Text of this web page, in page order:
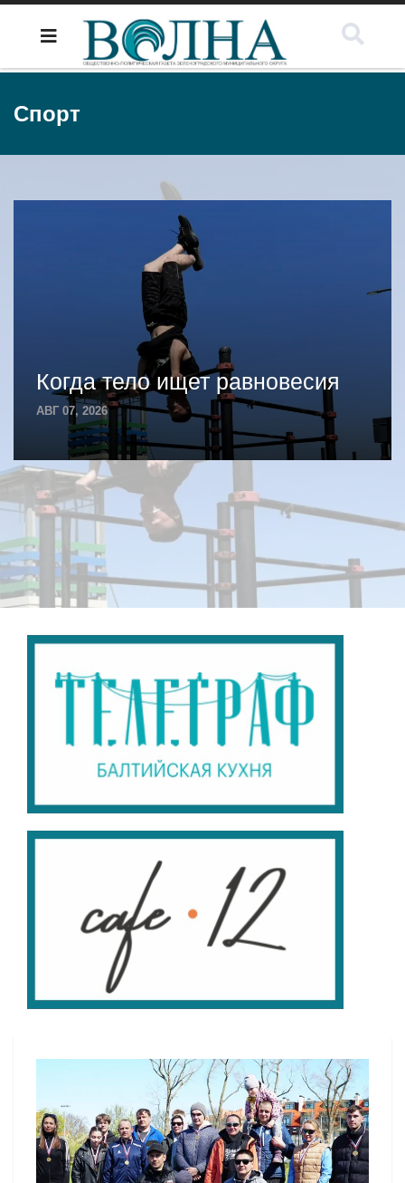
Спорт
Когда тело ищет равновесия
АВГ 07, 2026